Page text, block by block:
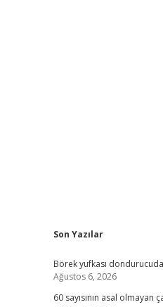
Sidebar
Son Yazılar
Börek yufkası
Ağustos 6, 2026
60 sayısının asal olmayan